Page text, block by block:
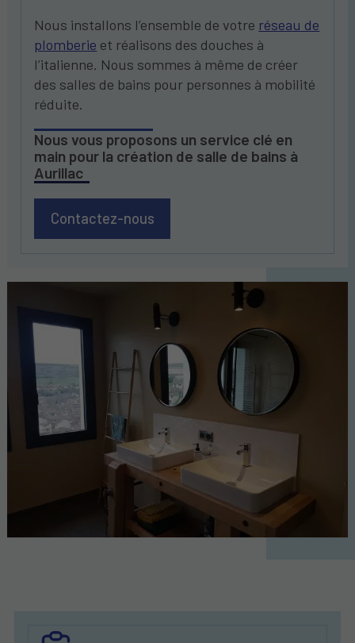
Nous installons l’ensemble de votre réseau de
plomberie et réalisons des douches à
l’italienne. Nous sommes à même de créer
des salles de bains pour personnes à mobilité
réduite.
Nous vous proposons un service clé en
main pour la création de salle de bains à
Aurillac
Contactez-nous